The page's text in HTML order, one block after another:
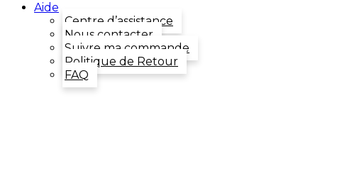
Aide
Centre d’assistance
Nous contacter
Suivre ma commande
Politique de Retour
FAQ